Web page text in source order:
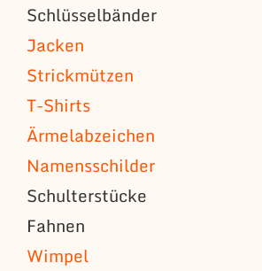
Schlüsselbänder
Jacken
Strickmützen
T-Shirts
Ärmelabzeichen
Namensschilder
Schulterstücke
Fahnen
Wimpel